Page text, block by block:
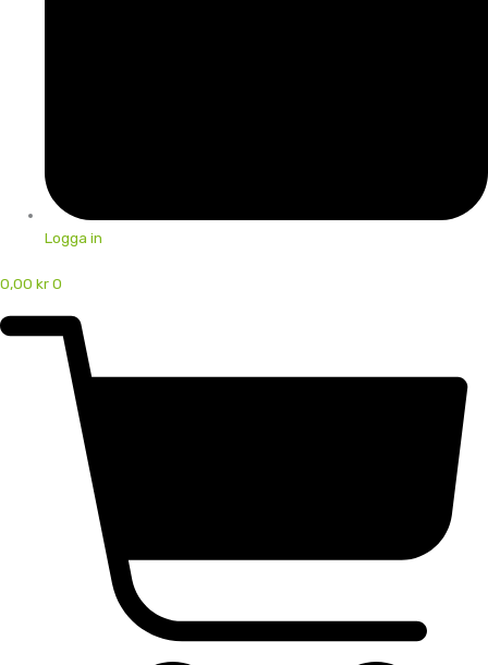
Logga in
0,00 kr0